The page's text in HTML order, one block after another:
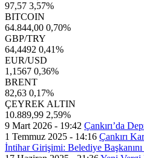
97,57 3,57%
BITCOIN
64.844,00 0,70%
GBP/TRY
64,4492 0,41%
EUR/USD
1,1567 0,36%
BRENT
82,63 0,17%
ÇEYREK ALTIN
10.889,99 2,59%
9 Mart 2026 - 19:42 Çankırı’da
1 Temmuz 2025 - 14:16 Çankırı
İntihar Girişimi: Belediye Başkanını